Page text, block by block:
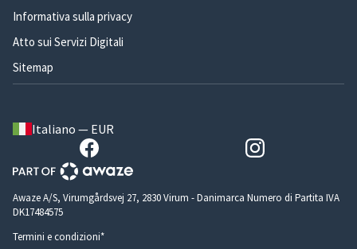
Informativa sulla privacy
Atto sui Servizi Digitali
Sitemap
Italiano — EUR
Awaze A/S, Virumgårdsvej 27, 2830 Virum - Danimarca Numero di Partita IVA
DK17484575
Termini e condizioni*